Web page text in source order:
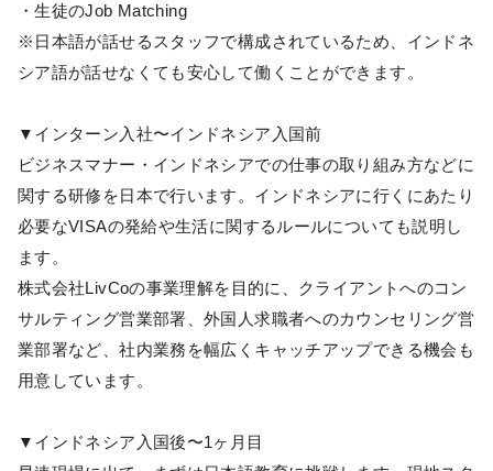
・生徒のJob Matching
※日本語が話せるスタッフで構成されているため、インドネ
シア語が話せなくても安心して働くことができます。
▼インターン入社〜インドネシア入国前
ビジネスマナー・インドネシアでの仕事の取り組み方などに
関する研修を日本で行います。インドネシアに行くにあたり
必要なVISAの発給や生活に関するルールについても説明し
ます。
株式会社LivCoの事業理解を目的に、クライアントへのコン
サルティング営業部署、外国人求職者へのカウンセリング営
業部署など、社内業務を幅広くキャッチアップできる機会も
用意しています。
▼インドネシア入国後〜1ヶ月目